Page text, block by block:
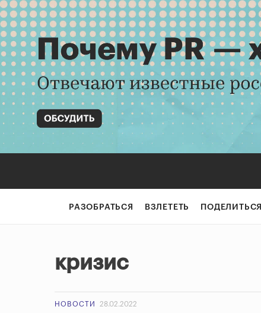
РАЗОБРАТЬСЯ ВЗЛЕТЕТЬ ПОДЕЛИТЬСЯ
кризис
НОВОСТИ 28.02.2022